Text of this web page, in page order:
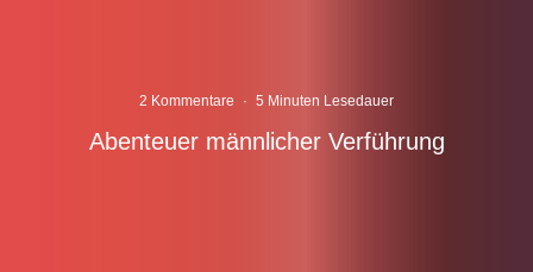
2 Kommentare · 5 Minuten Lesedauer
Abenteuer männlicher Verführung